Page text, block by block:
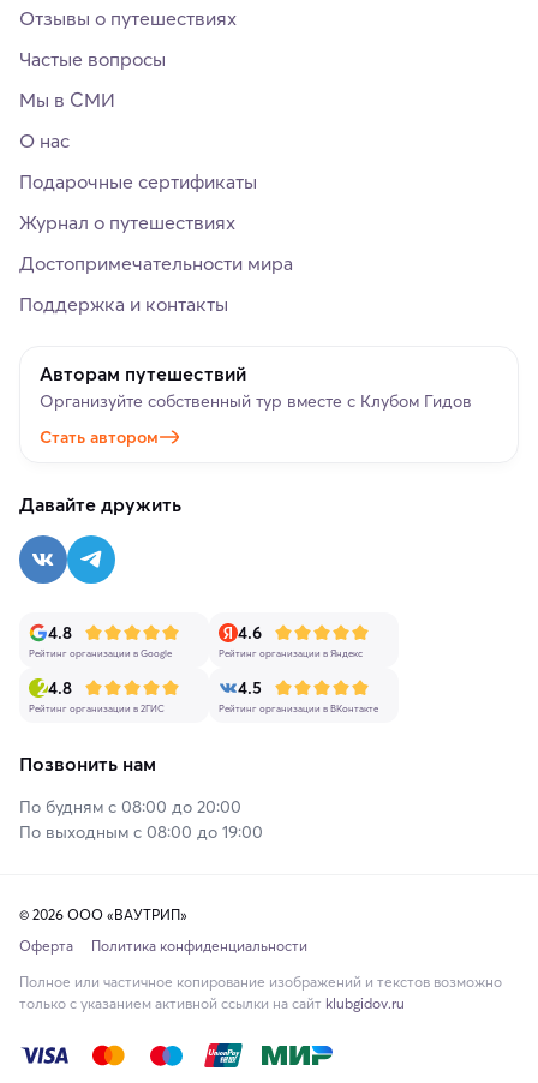
Отзывы о путешествиях
Частые вопросы
Мы в СМИ
О нас
Подарочные сертификаты
Журнал о путешествиях
Достопримечательности мира
Поддержка и контакты
Авторам путешествий
Организуйте собственный тур вместе с Клубом Гидов
Стать автором
Давайте дружить
4.8
Рейтинг организации в Google
4.6
Рейтинг организации в Яндекс
4.8
Рейтинг организации в 2ГИС
4.5
Рейтинг организации в ВКонтакте
Позвонить нам
По будням с 08:00 до 20:00
По выходным с 08:00 до 19:00
© 2026 ООО «ВАУТРИП»
Оферта
Политика конфиденциальности
Полное или частичное копирование изображений и текстов возможно
только с указанием активной ссылки на сайт klubgidov.ru